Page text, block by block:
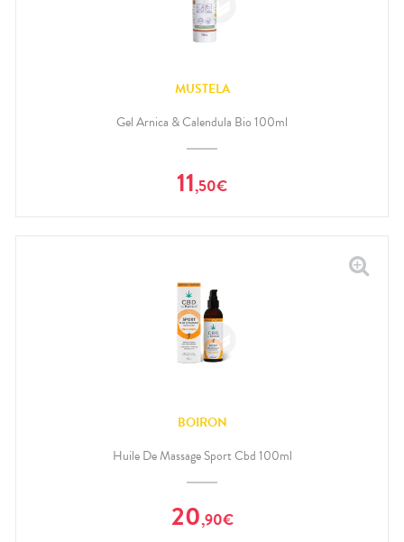
MUSTELA
Gel Arnica & Calendula Bio 100ml
11,50€
BOIRON
Huile De Massage Sport Cbd 100ml
20,90€